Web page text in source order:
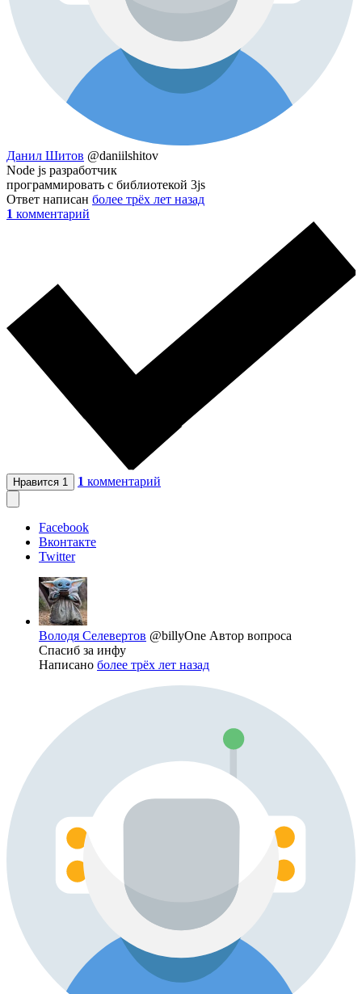
Данил Шитов @daniilshitov
Node js разработчик
программировать с библиотекой 3js
Ответ написан более трёх лет назад
1 комментарий
Нравится 1 1 комментарий
Facebook
Вконтакте
Twitter
Володя Селевертов @billyOne Автор вопроса
Спасиб за инфу
Написано более трёх лет назад